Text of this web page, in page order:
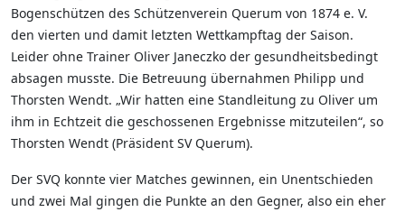
Bogenschützen des Schützenverein Querum von 1874 e. V.
den vierten und damit letzten Wettkampftag der Saison.
Leider ohne Trainer Oliver Janeczko der gesundheitsbedingt
absagen musste. Die Betreuung übernahmen Philipp und
Thorsten Wendt. „Wir hatten eine Standleitung zu Oliver um
ihm in Echtzeit die geschossenen Ergebnisse mitzuteilen“, so
Thorsten Wendt (Präsident SV Querum).
Der SVQ konnte vier Matches gewinnen, ein Unentschieden
und zwei Mal gingen die Punkte an den Gegner, also ein eher